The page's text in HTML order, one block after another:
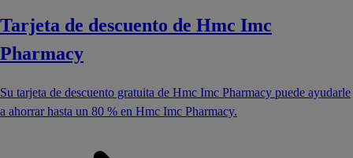
Tarjeta de descuento de Hmc Imc
Pharmacy
Su tarjeta de descuento gratuita de Hmc Imc Pharmacy puede ayudarle
a ahorrar hasta un 80 % en Hmc Imc Pharmacy.